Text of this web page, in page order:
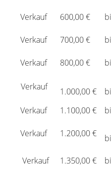
Verkauf 600,00 €
Verkauf 700,00 €
Verkauf 800,00 €
Verkauf 1.000,00 €
Verkauf
1.100,00 €
Verkauf 1.200,00 €
Verkauf 1.350,00 €